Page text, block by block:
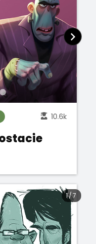
10.6k
1/7